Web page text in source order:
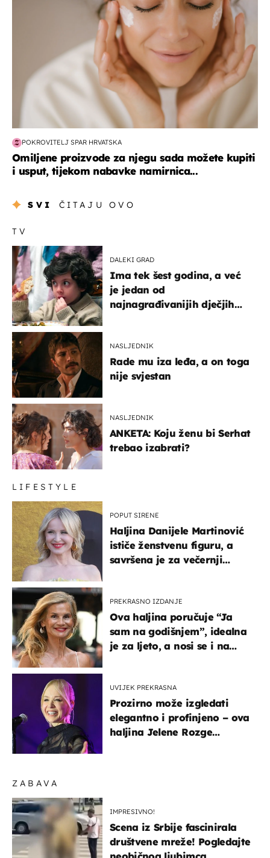
POKROVITELJ SPAR HRVATSKA
Omiljene proizvode za njegu sada možete kupiti
i usput, tijekom nabavke namirnica...
SVI ČITAJU OVO
ZABAVA
IMPRESIVNO!
Scena iz Srbije fascinirala
društvene mreže! Pogledajte
TV
DALEKI GRAD
Ima tek šest godina, a već
je jedan od
najnagrađivanijih dječjih
NASLJEDNIK
Rade mu iza leđa, a on toga
nije svjestan
NASLJEDNIK
ANKETA: Koju ženu bi Serhat
trebao izabrati?
LIFESTYLE
POPUT SIRENE
Haljina Danijele Martinović
ističe ženstvenu figuru, a
savršena je za večernji
PREKRASNO IZDANJE
Ova haljina poručuje “Ja
sam na godišnjem”, idealna
je za ljeto, a nosi se i na
UVIJEK PREKRASNA
Prozirno može izgledati
elegantno i profinjeno – ova
haljina Jelene Rozge